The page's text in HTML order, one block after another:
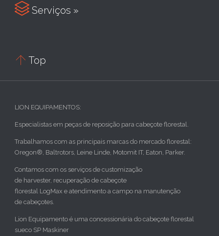
 Serviços »
 Top
LION EQUIPAMENTOS:
Especialistas em peças de reposição para cabeçote florestal.
Trabalhamos com as principais marcas do mercado florestal:
Oregon®, Baltrotors, Leine Linde, Motomit IT, Eaton, Parker.
Contamos com os serviços de customização
de harvester, recuperação de cabeçote
florestal LogMax e atendimento a campo na manutenção
de cabeçotes.
Lion Equipamento é uma concessionária do cabeçote florestal
sueco SP Maskiner